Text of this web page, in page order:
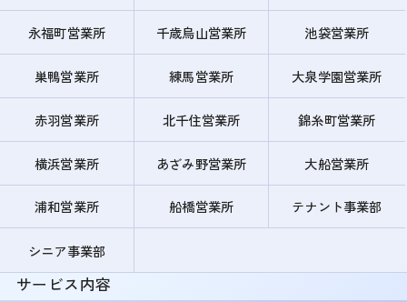
永福町営業所 千歳烏山営業所 池袋営業所
巣鴨営業所 練馬営業所 大泉学園営業所
赤羽営業所 北千住営業所 錦糸町営業所
横浜営業所 あざみ野営業所 大船営業所
浦和営業所 船橋営業所 テナント事業部
シニア事業部
サービス内容